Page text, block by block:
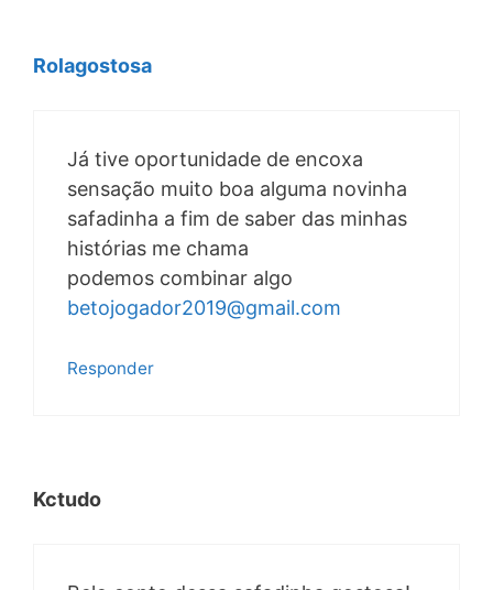
Rolagostosa
Já tive oportunidade de encoxa
sensação muito boa alguma novinha
safadinha a fim de saber das minhas
histórias me chama
podemos combinar algo
betojogador2019@gmail.com
Responder
Kctudo